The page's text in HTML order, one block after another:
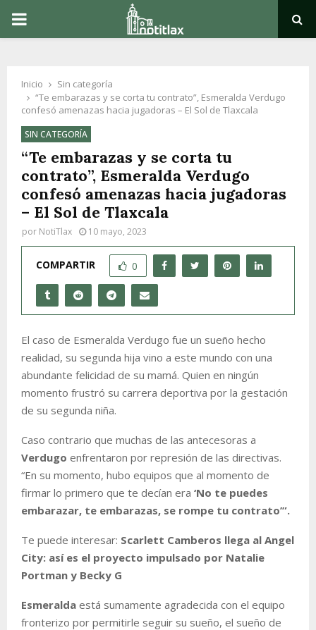
PRIMARY
Inicio
Sin categoría
“Te embarazas y se corta tu contrato”, Esmeralda Verdugo
confesó amenazas hacia jugadoras – El Sol de Tlaxcala
SIN CATEGORÍA
“Te embarazas y se corta tu
contrato”, Esmeralda Verdugo
confesó amenazas hacia jugadoras
– El Sol de Tlaxcala
por NotiTlax 10 mayo, 2023
COMPARTIR 0
El caso de Esmeralda Verdugo fue un sueño hecho
realidad, su segunda hija vino a este mundo con una
abundante felicidad de su mamá. Quien en ningún
momento frustró su carrera deportiva por la gestación
de su segunda niña.
Caso contrario que muchas de las antecesoras a
Verdugo enfrentaron por represión de las directivas.
“En su momento, hubo equipos que al momento de
firmar lo primero que te decían era ‘No te puedes
embarazar, te embarazas, se rompe tu contrato’”.
Te puede interesar: Scarlett Camberos llega al Angel
City: así es el proyecto impulsado por Natalie
Portman y Becky G
Esmeralda está sumamente agradecida con el equipo
fronterizo por permitirle seguir su sueño, el sueño de